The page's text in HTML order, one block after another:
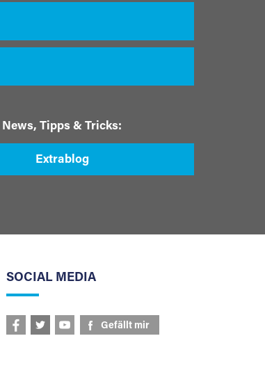
News, Tipps & Tricks:
Extrablog
SOCIAL MEDIA
Gefällt mir